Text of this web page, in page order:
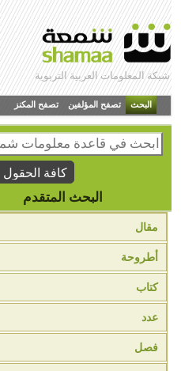
شبكة المعلومات العربية التربوية
البحث تصفح المؤلفين تصفح المكنز
البحث المتقدم
مقال
أطروحة
كتاب
عدد
فصل